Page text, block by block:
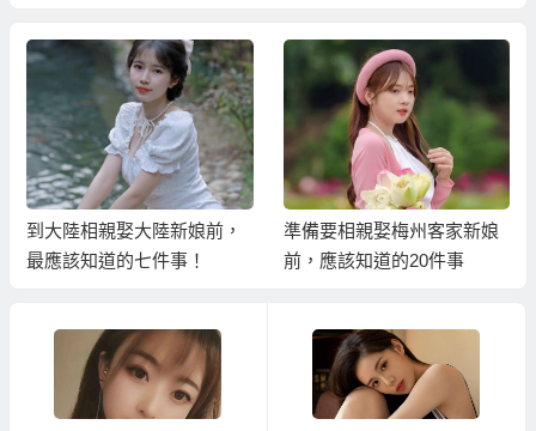
到大陸相親娶大陸新娘前，
最應該知道的七件事！
準備要相親娶梅州客家新娘
前，應該知道的20件事